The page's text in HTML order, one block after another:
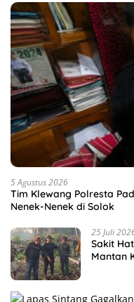
5 Agustus 2026
Tim Klewang Polresta
Nenek-Nenek di Solok
25 Juli
Sakit
Mantan